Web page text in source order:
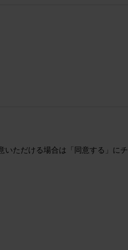
いただける場合は「同意する」にチ